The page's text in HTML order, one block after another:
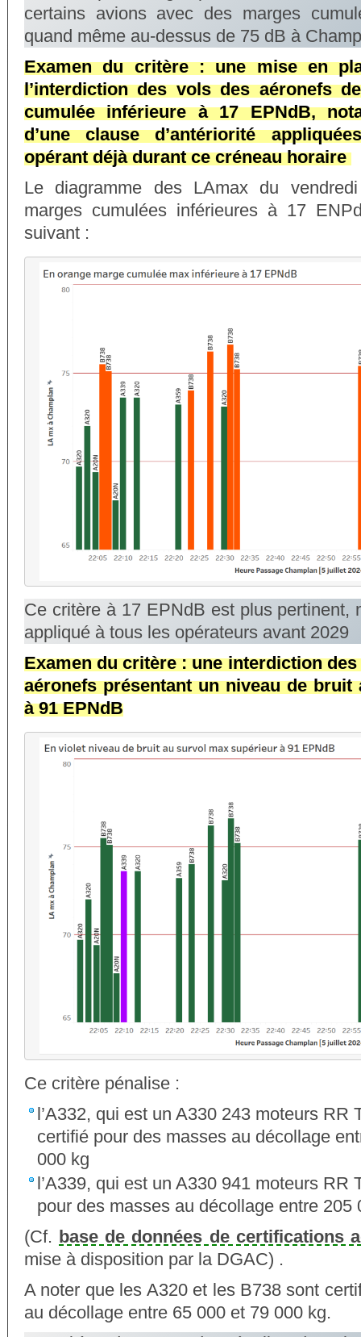
certains avions avec des marges
quand même au-dessus de 75 dB à
Examen du critère : une mise en
l’interdiction des vols des aéronefs
cumulée inférieure à 17 EPNdB,
d’une clause d’antériorité
opérant déjà durant ce créneau horaire
Le diagramme des LAmax du
marges cumulées inférieures à 17
suivant :
Ce critère à 17 EPNdB est plus pertinent,
appliqué à tous les opérateurs avant 2029
Examen du critère : une interdiction
aéronefs présentant un niveau de
à 91 EPNdB
Ce critère pénalise :
l’A332, qui est un A330 243 moteurs RR
certifié pour des masses au décollage
000 kg
l’A339, qui est un A330 941 moteurs RR
pour des masses au décollage entre 205
(Cf. base de données de certifications
mise à disposition par la DGAC) .
A noter que les A320 et les B738 sont
au décollage entre 65 000 et 79 000 kg.